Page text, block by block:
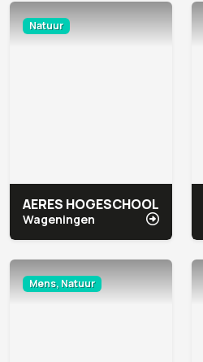
Natuur
AERES HOGESCHOOL
Wageningen
Mens, Natuur